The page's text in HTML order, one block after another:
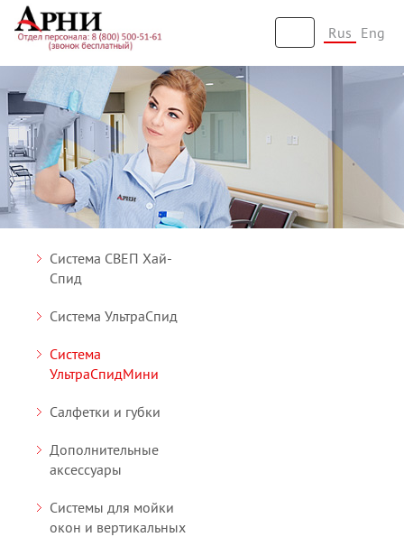
Rus Eng
Система СВЕП Хай-
Спид
Система УльтраСпид
Система
УльтраСпидМини
Салфетки и губки
Дополнительные
аксессуары
Системы для мойки
окон и вертикальных